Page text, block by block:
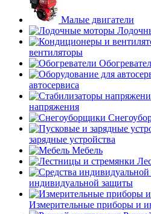
Малые двигатели
вентиляторы
автосервиса
напряжения
зарядные устройства
Мебель
индивидуальной защиты
Измерительные приборы и